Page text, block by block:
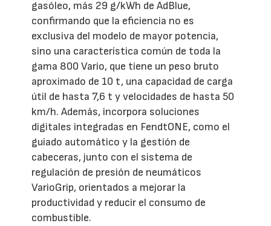
gasóleo, más 29 g/kWh de AdBlue,
confirmando que la eficiencia no es
exclusiva del modelo de mayor potencia,
sino una característica común de toda la
gama 800 Vario, que tiene un peso bruto
aproximado de 10 t, una capacidad de carga
útil de hasta 7,6 t y velocidades de hasta 50
km/h. Además, incorpora soluciones
digitales integradas en FendtONE, como el
guiado automático y la gestión de
cabeceras, junto con el sistema de
regulación de presión de neumáticos
VarioGrip, orientados a mejorar la
productividad y reducir el consumo de
combustible.